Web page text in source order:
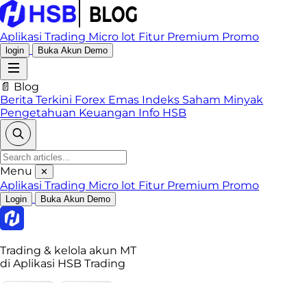
Aplikasi Trading Micro lot Fitur Premium Promo
login Buka Akun Demo
📄 Blog
Berita Terkini Forex Emas Indeks Saham Minyak
Pengetahuan Keuangan Info HSB
Menu ✕
Aplikasi Trading Micro lot Fitur Premium Promo
Login Buka Akun Demo
Trading & kelola akun MT
di Aplikasi HSB Trading